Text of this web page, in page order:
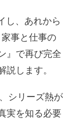
し、あれから
事と仕事の
』で再び完全
します。
シリーズ熱が
実を知る必要